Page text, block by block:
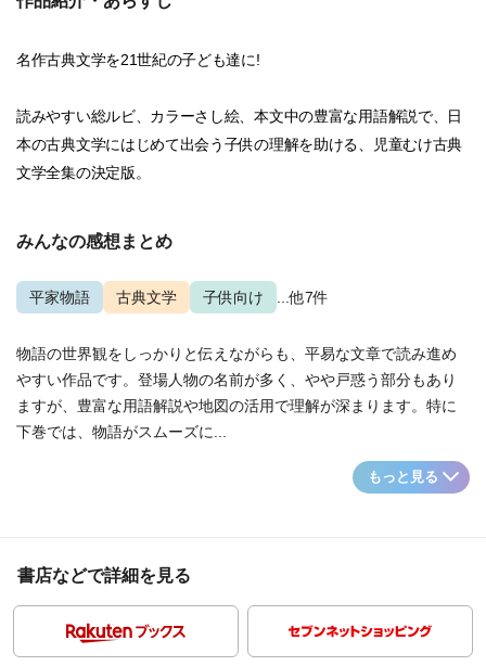
名作古典文学を21世紀の子ども達に!
読みやすい総ルビ、カラーさし絵、本文中の豊富な用語解説で、日
本の古典文学にはじめて出会う子供の理解を助ける、児童むけ古典
文学全集の決定版。
みんなの感想まとめ
平家物語 古典文学 子供向け ...他7件
物語の世界観をしっかりと伝えながらも、平易な文章で読み進め
やすい作品です。登場人物の名前が多く、やや戸惑う部分もあり
ますが、豊富な用語解説や地図の活用で理解が深まります。特に
下巻では、物語がスムーズに...
もっと見る
書店などで詳細を見る